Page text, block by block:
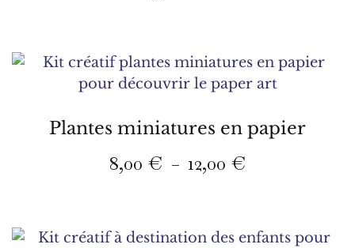
Plantes miniatures en papier
8,00 € – 12,00 €
8,00 €
a